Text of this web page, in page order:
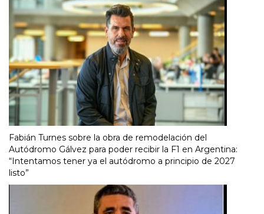
Fabián Turnes sobre la obra de remodelación del
Autódromo Gálvez para poder recibir la F1 en Argentina:
“Intentamos tener ya el autódromo a principio de 2027
listo”